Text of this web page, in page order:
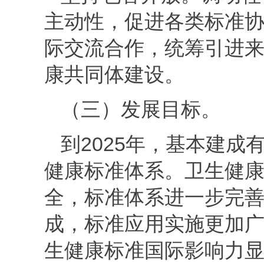
主动性，促进各类标准
际交流合作，统筹引进
康共同体建设。
（三）发展目标。
到2025年，基本建成
健康标准体系。卫生健
全，标准体系进一步完
成，标准应用实施更加
生健康标准国际影响力